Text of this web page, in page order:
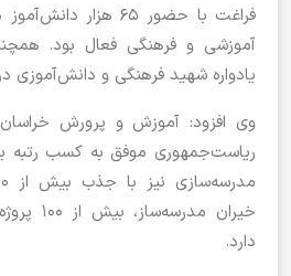
یادواره شهید فرهنگی و دانش‌آموزی
وی افزود: آموزش و پرورش
ریاست‌جمهوری موفق به کسب رتبه
خیران
دارد.